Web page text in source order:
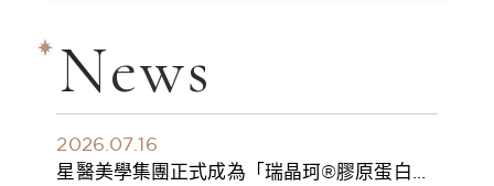
News
2026.07.16
星醫美學集團正式成為「瑞晶珂®膠原蛋白植